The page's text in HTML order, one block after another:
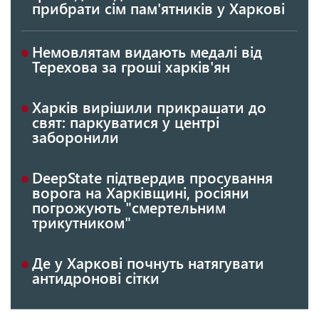
прибрати сім пам'ятників у Харкові
Немовлятам видають медалі від
Терехова за гроші харків'ян
Харків вирішили прикрашати до
свят: паркуватися у центрі
заборонили
DeepState підтвердив просування
ворога на Харківщині, росіяни
погрожують "смертельним
трикутником"
Де у Харкові почнуть натягувати
антидронові сітки